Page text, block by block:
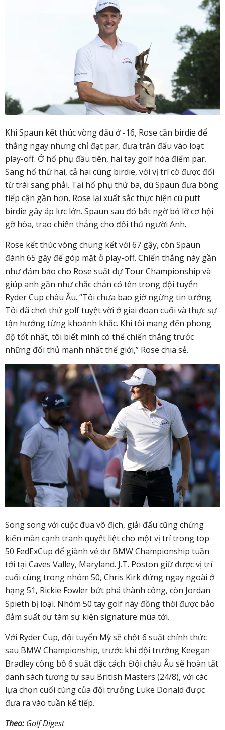
Khi Spaun kết thúc vòng đấu ở -16, Rose cần birdie để
thắng ngay nhưng chỉ đạt par, đưa trận đấu vào loạt
play-off. Ở hố phụ đầu tiên, hai tay golf hòa điểm par.
Sang hố thứ hai, cả hai cùng birdie, với vị trí cờ được đổi
từ trái sang phải. Tại hố phụ thứ ba, dù Spaun đưa bóng
tiếp cận gần hơn, Rose lại xuất sắc thực hiện cú putt
birdie gây áp lực lớn. Spaun sau đó bất ngờ bỏ lỡ cơ hội
gỡ hòa, trao chiến thắng cho đối thủ người Anh.
Rose kết thúc vòng chung kết với 67 gậy, còn Spaun
đánh 65 gậy để góp mặt ở play-off. Chiến thắng này gần
như đảm bảo cho Rose suất dự Tour Championship và
giúp anh gần như chắc chắn có tên trong đội tuyển
Ryder Cup châu Âu. “Tôi chưa bao giờ ngừng tin tưởng.
Tôi đã chơi thứ golf tuyệt vời ở giai đoạn cuối và thực sự
tận hưởng từng khoảnh khắc. Khi tôi mang đến phong
độ tốt nhất, tôi biết mình có thể chiến thắng trước
những đối thủ mạnh nhất thế giới,” Rose chia sẻ.
Song song với cuộc đua vô địch, giải đấu cũng chứng
kiến màn cạnh tranh quyết liệt cho một vị trí trong top
50 FedExCup để giành vé dự BMW Championship tuần
tới tại Caves Valley, Maryland. J.T. Poston giữ được vị trí
cuối cùng trong nhóm 50, Chris Kirk đứng ngay ngoài ở
hạng 51, Rickie Fowler bứt phá thành công, còn Jordan
Spieth bị loại. Nhóm 50 tay golf này đồng thời được bảo
đảm suất dự tám sự kiện signature mùa tới.
Với Ryder Cup, đội tuyển Mỹ sẽ chốt 6 suất chính thức
sau BMW Championship, trước khi đội trưởng Keegan
Bradley công bố 6 suất đặc cách. Đội châu Âu sẽ hoàn tất
danh sách tương tự sau British Masters (24/8), với các
lựa chọn cuối cùng của đội trưởng Luke Donald được
đưa ra vào tuần kế tiếp.
Theo:Golf Digest